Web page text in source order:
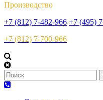
Производство
+7 (812) 7-482-966 +7 (495)
+7 (812) 7-700-966